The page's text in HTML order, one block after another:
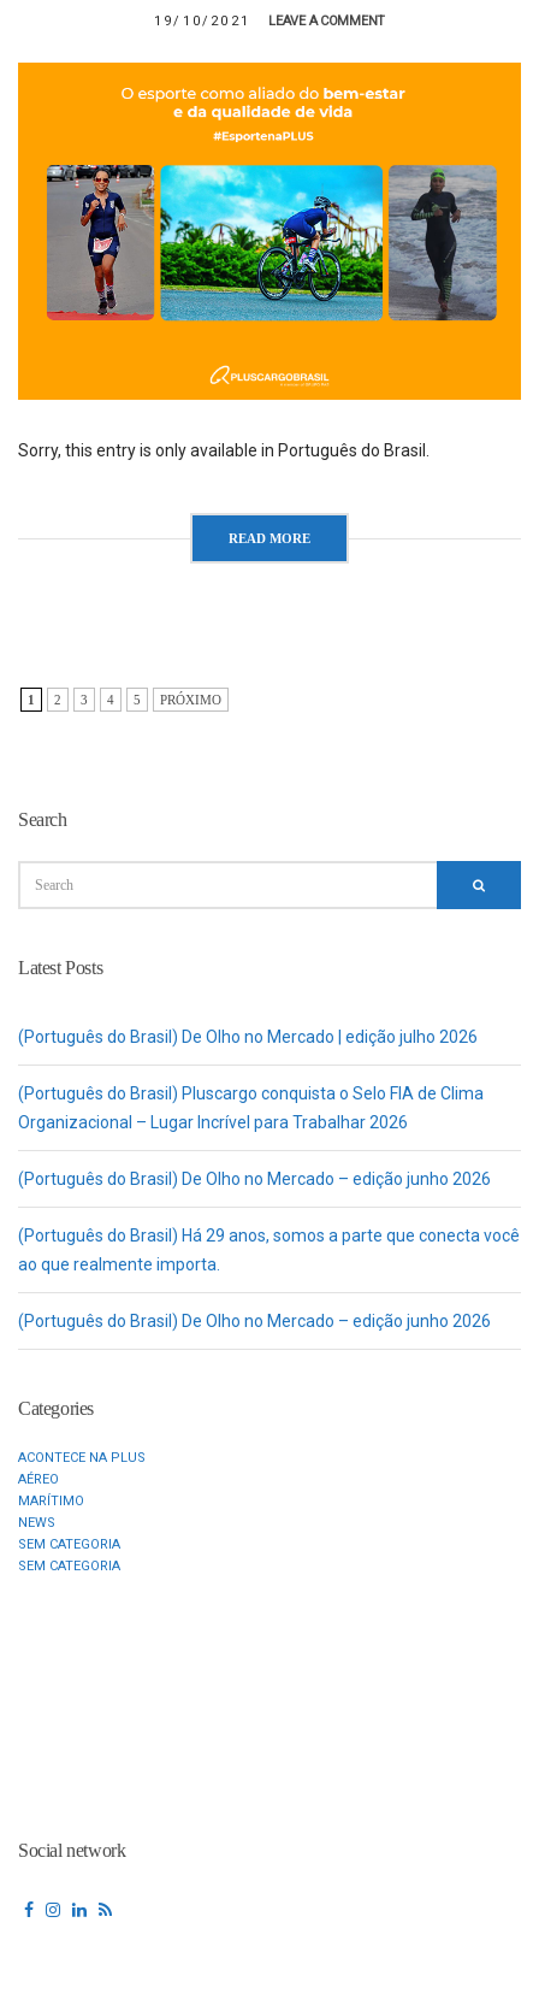
19/10/2021 LEAVE A COMMENT
Sorry, this entry is only available in Português do Brasil.
READ MORE
1 2 3 4 5 PRÓXIMO
Search
Latest Posts
(Português do Brasil) De Olho no Mercado | edição julho 2026
(Português do Brasil) Pluscargo conquista o Selo FIA de Clima
Organizacional – Lugar Incrível para Trabalhar 2026
(Português do Brasil) De Olho no Mercado – edição junho 2026
(Português do Brasil) Há 29 anos, somos a parte que conecta você
ao que realmente importa.
(Português do Brasil) De Olho no Mercado – edição junho 2026
Categories
ACONTECE NA PLUS
AÉREO
MARÍTIMO
NEWS
SEM CATEGORIA
SEM CATEGORIA
Social network